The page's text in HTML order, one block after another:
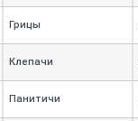
Грицы
Клепачи
Панитичи